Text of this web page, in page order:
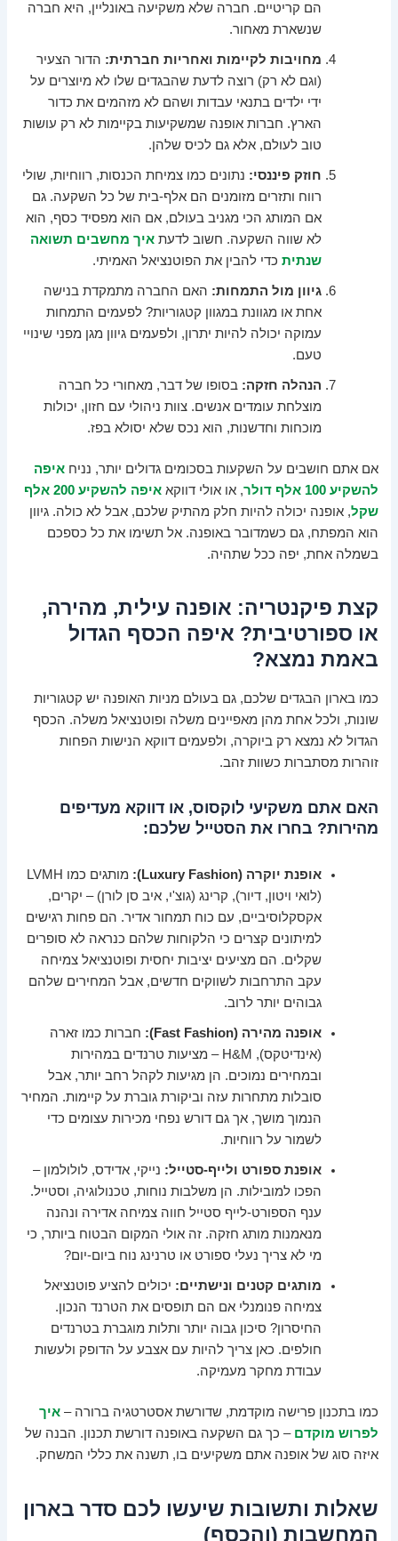
הם קריטיים. חברה שלא משקיעה באונליין, היא חברה
שנשארת מאחור.
מחויבות לקיימות ואחריות חברתית: הדור הצעיר
(וגם לא רק) רוצה לדעת שהבגדים שלו לא מיוצרים על
ידי ילדים בתנאי עבדות ושהם לא מזהמים את כדור
הארץ. חברות אופנה שמשקיעות בקיימות לא רק עושות
טוב לעולם, אלא גם לכיס שלהן.
חוזק פיננסי: נתונים כמו צמיחת הכנסות, רווחיות, שולי
רווח ותזרים מזומנים הם אלף-בית של כל השקעה. גם
אם המותג הכי מגניב בעולם, אם הוא מפסיד כסף, הוא
לא שווה השקעה. חשוב לדעתאיך מחשבים תשואה
שנתית כדי להבין את הפוטנציאל האמיתי.
גיוון מול התמחות: האם החברה מתמקדת בנישה
אחת או מגוונת במגוון קטגוריות? לפעמים התמחות
עמוקה יכולה להיות יתרון, ולפעמים גיוון מגן מפני שינויי
טעם.
הנהלה חזקה: בסופו של דבר, מאחורי כל חברה
מוצלחת עומדים אנשים. צוות ניהולי עם חזון, יכולות
מוכחות וחדשנות, הוא נכס שלא יסולא בפז.
אם אתם חושבים על השקעות בסכומים גדולים יותר, נניחאיפה
להשקיע 100 אלף דולר
, או אולי דווקא
איפה להשקיע 200 אלף
שקל, אופנה יכולה להיות חלק מהתיק שלכם, אבל לא כולה. גיוון
הוא המפתח, גם כשמדובר באופנה. אל תשימו את כל כספכם
בשמלה אחת, יפה ככל שתהיה.
קצת פיקנטריה: אופנה עילית, מהירה,
או ספורטיבית? איפה הכסף הגדול
באמת נמצא?
כמו בארון הבגדים שלכם, גם בעולם מניות האופנה יש קטגוריות
שונות, ולכל אחת מהן מאפיינים משלה ופוטנציאל משלה. הכסף
הגדול לא נמצא רק ביוקרה, ולפעמים דווקא הנישות הפחות
זוהרות מסתברות כשוות זהב.
האם אתם משקיעי לוקסוס, או דווקא מעדיפים
מהירות? בחרו את הסטייל שלכם:
אופנת יוקרה (Luxury Fashion):
מותגים כמו LVMH
(לואי ויטון, דיור), קרינג (גוצ'י, איב סן לורן) – יקרים,
אקסקלוסיביים, עם כוח תמחור אדיר. הם פחות רגישים
למיתונים קצרים כי הלקוחות שלהם כנראה לא סופרים
שקלים. הם מציעים יציבות יחסית ופוטנציאל צמיחה
עקב התרחבות לשווקים חדשים, אבל המחירים שלהם
גבוהים יותר לרוב.
אופנה מהירה (Fast Fashion):
חברות כמו זארה
(אינדיטקס), H&M – מציעות טרנדים במהירות
ובמחירים נמוכים. הן מגיעות לקהל רחב יותר, אבל
סובלות מתחרות עזה וביקורת גוברת על קיימות. המחיר
הנמוך מושך, אך גם דורש נפחי מכירות עצומים כדי
לשמור על רווחיות.
אופנת ספורט ולייף-סטייל: נייקי, אדידס, לולולמון –
הפכו למובילות. הן משלבות נוחות, טכנולוגיה, וסטייל.
ענף הספורט-לייף סטייל חווה צמיחה אדירה ונהנה
מנאמנות מותג חזקה. זה אולי המקום הבטוח ביותר, כי
מי לא צריך נעלי ספורט או טרנינג נוח ביום-יום?
מותגים קטנים ונישתיים: יכולים להציע פוטנציאל
צמיחה פנומנלי אם הם תופסים את הטרנד הנכון.
החיסרון? סיכון גבוה יותר ותלות מוגברת בטרנדים
חולפים. כאן צריך להיות עם אצבע על הדופק ולעשות
עבודת מחקר מעמיקה.
כמו בתכנון פרישה מוקדמת, שדורשת אסטרטגיה ברורה –איך
לפרוש מוקדם – כך גם השקעה באופנה דורשת תכנון. הבנה של
איזה סוג של אופנה אתם משקיעים בו, תשנה את כללי המשחק.
שאלות ותשובות שיעשו לכם סדר בארון
המחשבות (והכסף)